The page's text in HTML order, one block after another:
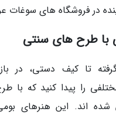
در فروشگاه های سوغات
با طرح های سنتی
تا کیف دستی، در
را پیدا کنید که با
شده اند. این هنرهای